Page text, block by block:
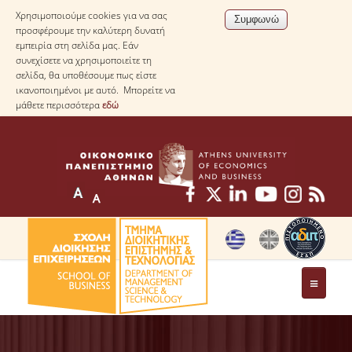
Χρησιμοποιούμε cookies για να σας
προσφέρουμε την καλύτερη δυνατή
εμπειρία στη σελίδα μας. Εάν
συνεχίσετε να χρησιμοποιείτε τη
σελίδα, θα υποθέσουμε πως είστε
ικανοποιημένοι με αυτό. Μπορείτε να
μάθετε περισσότεραεδώ
ΤΟ ΤΜΗΜΑ